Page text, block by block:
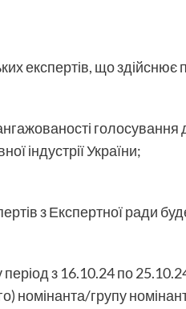
експертів, що здійснює
індустрії України;
з Експертної ради
з 16.10.24 по
номінанта/групу